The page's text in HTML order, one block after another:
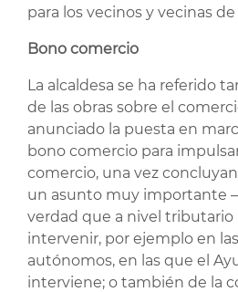
para los vecinos y vecinas de
Bono comercio
La alcaldesa se ha referido
de las obras sobre el
anunciado la puesta en
bono comercio para
comercio, una vez concluyan
un asunto muy importante
verdad que a nivel
intervenir, por ejemplo en
autónomos, en las que el
interviene; o también de la